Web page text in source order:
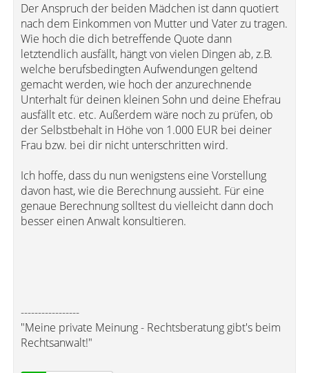
Der Anspruch der beiden Mädchen ist dann quotiert
nach dem Einkommen von Mutter und Vater zu tragen.
Wie hoch die dich betreffende Quote dann
letztendlich ausfällt, hängt von vielen Dingen ab, z.B.
welche berufsbedingten Aufwendungen geltend
gemacht werden, wie hoch der anzurechnende
Unterhalt für deinen kleinen Sohn und deine Ehefrau
ausfällt etc. etc. Außerdem wäre noch zu prüfen, ob
der Selbstbehalt in Höhe von 1.000 EUR bei deiner
Frau bzw. bei dir nicht unterschritten wird.
Ich hoffe, dass du nun wenigstens eine Vorstellung
davon hast, wie die Berechnung aussieht. Für eine
genaue Berechnung solltest du vielleicht dann doch
besser einen Anwalt konsultieren.
-----------------
"Meine private Meinung - Rechtsberatung gibt's beim
Rechtsanwalt!"